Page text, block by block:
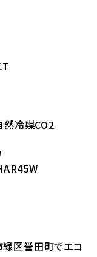
冷媒CO2
区誉田町でエコ